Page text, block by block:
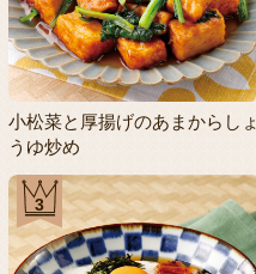
小松菜と厚揚げのあまからしょ
うゆ炒め
3